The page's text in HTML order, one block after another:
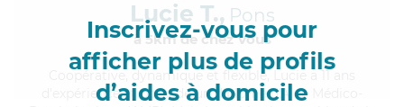
Inscrivez-vous pour
afficher plus de profils
d’aides à domicile
Lucie T., Pons
à 5km de chez Vous
, dynamique et flexible, Lucie a 11 ans
d'expérience et possède un diplôme d'Aide Médico-